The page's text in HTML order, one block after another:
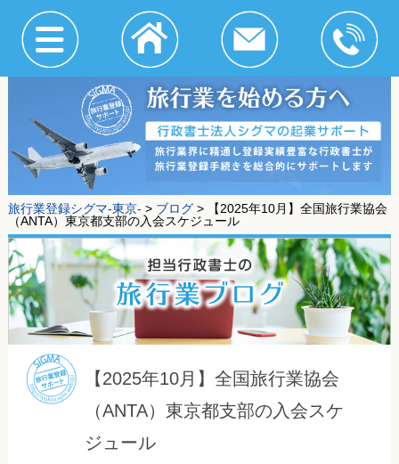
旅行業登録シグマ-東京- > ブログ>
【2025年10月】全国旅行業協会
（ANTA）東京都支部の入会スケジュール
【2025年10月】全国旅行業協会
（ANTA）東京都支部の入会スケ
ジュール